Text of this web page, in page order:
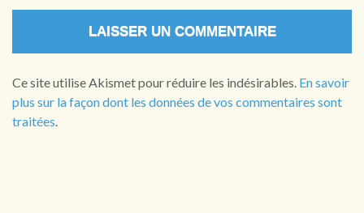
Ce site utilise Akismet pour réduire les indésirables. En savoir
plus sur la façon dont les données de vos commentaires sont
traitées